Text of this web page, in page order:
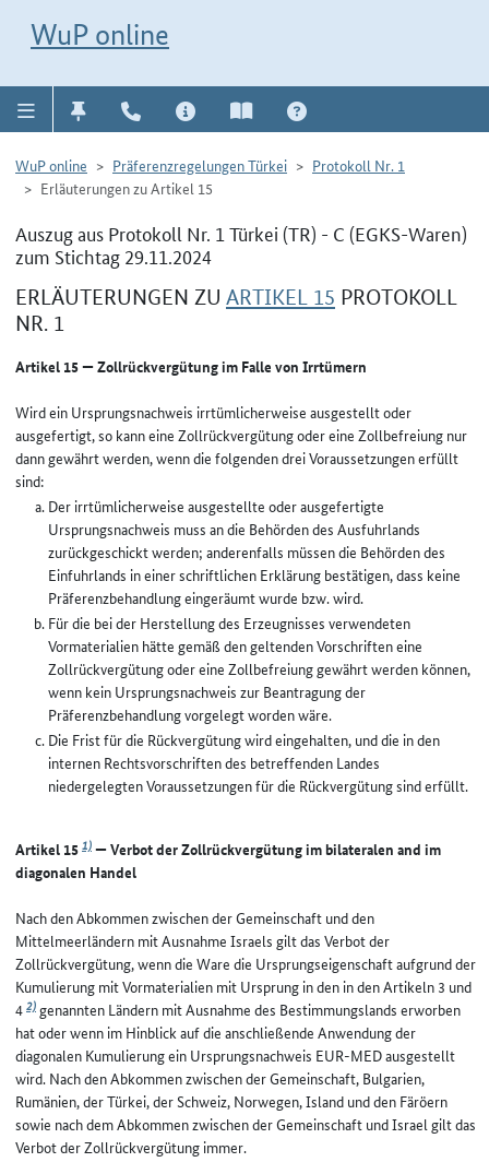
WuP online
WuP online Präferenzregelungen Türkei
Protokoll Nr. 1
Erläuterungen zu Artikel 15
Auszug aus Protokoll Nr. 1 Türkei (TR) - C (EGKS-Waren)
zum Stichtag 29.11.2024
ERLÄUTERUNGEN ZU ARTIKEL 15 PROTOKOLL
NR. 1
Artikel 15 — Zollrückvergütung im Falle von Irrtümern
Wird ein Ursprungsnachweis irrtümlicherweise ausgestellt oder
ausgefertigt, so kann eine Zollrückvergütung oder eine Zollbefreiung nur
dann gewährt werden, wenn die folgenden drei Voraussetzungen erfüllt
sind:
Der irrtümlicherweise ausgestellte oder ausgefertigte
Ursprungsnachweis muss an die Behörden des Ausfuhrlands
zurückgeschickt werden; anderenfalls müssen die Behörden des
Einfuhrlands in einer schriftlichen Erklärung bestätigen, dass keine
Präferenzbehandlung eingeräumt wurde bzw. wird.
Für die bei der Herstellung des Erzeugnisses verwendeten
Vormaterialien hätte gemäß den geltenden Vorschriften eine
Zollrückvergütung oder eine Zollbefreiung gewährt werden können,
wenn kein Ursprungsnachweis zur Beantragung der
Präferenzbehandlung vorgelegt worden wäre.
Die Frist für die Rückvergütung wird eingehalten, und die in den
internen Rechtsvorschriften des betreffenden Landes
niedergelegten Voraussetzungen für die Rückvergütung sind erfüllt.
Artikel 151)— Verbot der Zollrückvergütung im bilateralen and im
diagonalen Handel
Nach den Abkommen zwischen der Gemeinschaft und den
Mittelmeerländern mit Ausnahme Israels gilt das Verbot der
Zollrückvergütung, wenn die Ware die Ursprungseigenschaft aufgrund der
Kumulierung mit Vormaterialien mit Ursprung in den in den Artikeln 3 und
42)genannten Ländern mit Ausnahme des Bestimmungslands erworben
hat oder wenn im Hinblick auf die anschließende Anwendung der
diagonalen Kumulierung ein Ursprungsnachweis EUR-MED ausgestellt
wird. Nach den Abkommen zwischen der Gemeinschaft, Bulgarien,
Rumänien, der Türkei, der Schweiz, Norwegen, Island und den Färöern
sowie nach dem Abkommen zwischen der Gemeinschaft und Israel gilt das
Verbot der Zollrückvergütung immer.